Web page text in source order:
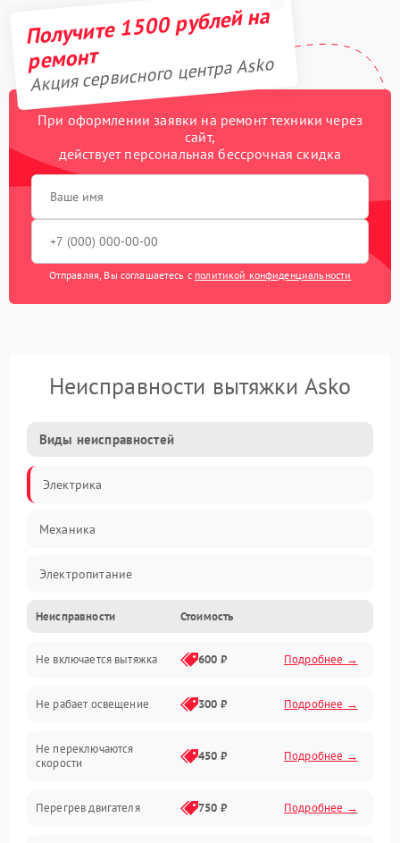
Получите 1500 рублей на
ремонт
Акция сервисного центра Asko
При оформлении заявки на ремонт техники через
сайт,
действует персональная бессрочная скидка
Отправляя, Вы соглашаетесь с политикой конфиденциальности
Неисправности вытяжки Asko
Виды неисправностей
Электрика
Механика
Электропитание
Вентиляция
Освещение
Механические повреждения
Электроника
Неисправности Стоимость
Не включается вытяжка 600 ₽ Подробнее →
Не рабает освещение 300 ₽ Подробнее →
Не переключаются
скорости
450 ₽ Подробнее →
Перегрев двигателя 750 ₽ Подробнее →